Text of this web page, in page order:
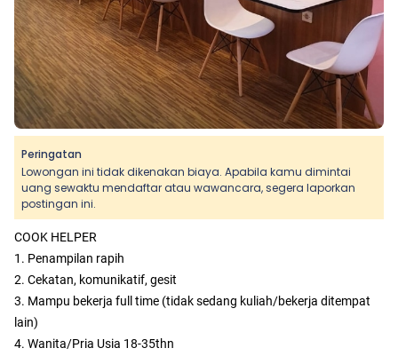
Peringatan
Lowongan ini tidak dikenakan biaya. Apabila kamu dimintai
uang sewaktu mendaftar atau wawancara, segera laporkan
postingan ini.
COOK HELPER
1. Penampilan rapih
2. Cekatan, komunikatif, gesit
3. Mampu bekerja full time (tidak sedang kuliah/bekerja ditempat
lain)
4. Wanita/Pria Usia 18-35thn